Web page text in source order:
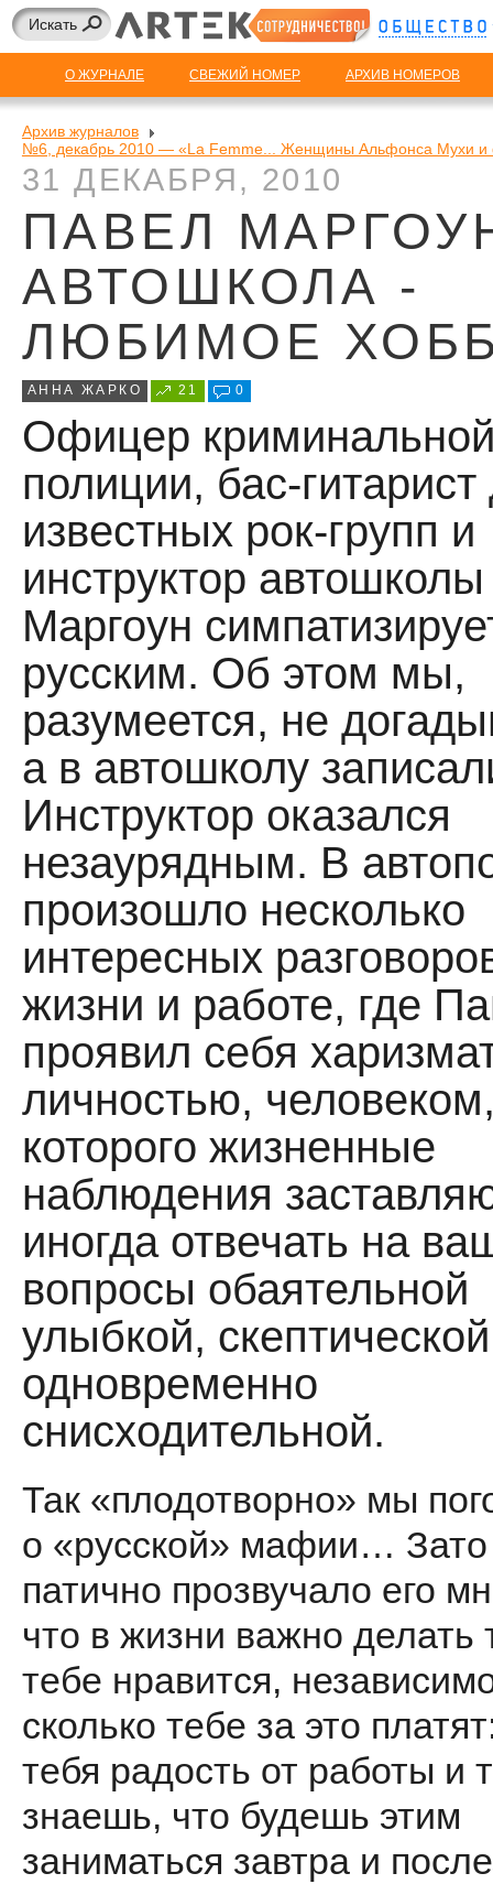
О ЖУРНАЛЕ СВЕЖИЙ НОМЕР АРХИВ НОМЕРОВ
Архив журналов
№6, декабрь 2010 — «La Femme... Женщины Альфонса Мухи и
31 ДЕКАБРЯ, 2010
ПАВЕЛ
АВТОШКОЛА -
ЛЮБИМОЕ
АННА ЖАРКО 21 0
Офицер
полиции, бас-гитарист
известных рок-групп и
инструктор
Маргоун
русским. Об этом мы,
разумеется, не
а в автошколу
Инструктор оказался
незаурядным. В
произошло несколько
интерес­ных
жизни и работе, где
проявил себя
личностью,
которо­го жизненные
наблюдения
иногда отвечать на
вопросы обаятельной
улыбкой,
одновременно
снисходительной.
Так «плодотворно» мы
о «русской» мафии…
патично прозвучало его
что в жизни важно делать
тебе нравится,
сколько тебе за это
тебя радость от работы и
знаешь, что будешь этим
заниматься завтра и